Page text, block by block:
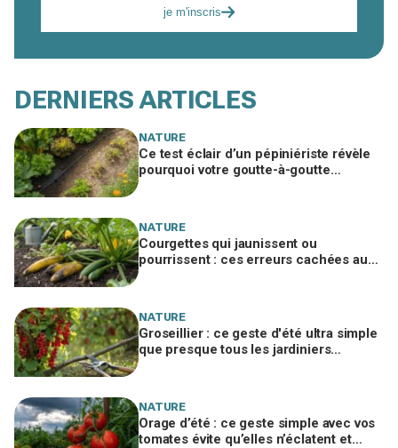
je m'inscris
DERNIERS ARTICLES
NATURE
Ce test éclair d’un pépiniériste révèle
pourquoi votre goutte-à-goutte
NATURE
Courgettes qui jaunissent ou
pourrissent : ces erreurs cachées au
NATURE
Groseillier : ce geste d'été ultra simple
que presque tous les jardiniers
NATURE
Orage d’été : ce geste simple avec vos
tomates évite qu’elles n’éclatent et